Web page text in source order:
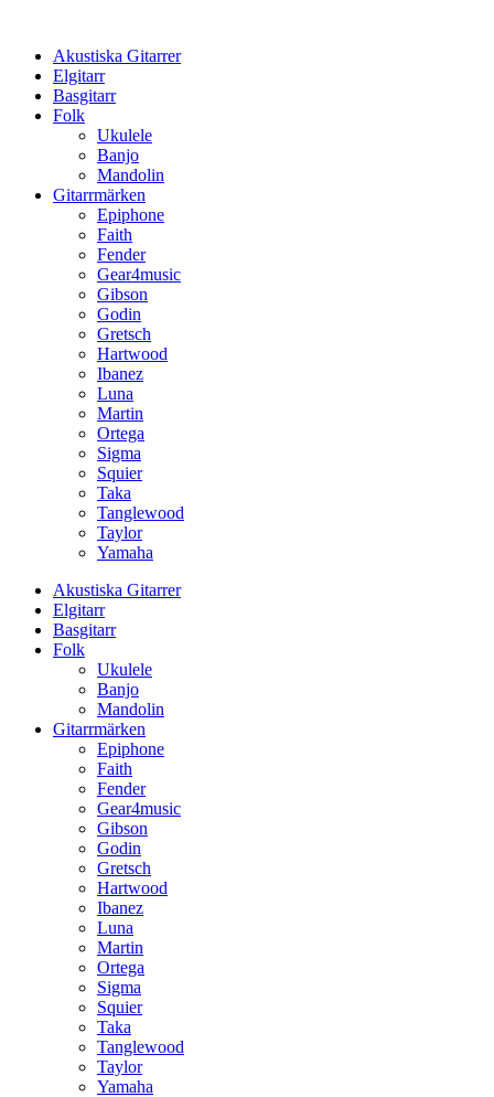
innehållAkustiska Gitarrer
Elgitarr
Basgitarr
Folk
Ukulele
Banjo
Mandolin
Gitarrmärken
Epiphone
Faith
Fender
Gear4music
Gibson
Godin
Gretsch
Hartwood
Ibanez
Luna
Martin
Ortega
Sigma
Squier
Taka
Tanglewood
Taylor
Yamaha
Akustiska Gitarrer
Elgitarr
Basgitarr
Folk
Ukulele
Banjo
Mandolin
Gitarrmärken
Epiphone
Faith
Fender
Gear4music
Gibson
Godin
Gretsch
Hartwood
Ibanez
Luna
Martin
Ortega
Sigma
Squier
Taka
Tanglewood
Taylor
Yamaha